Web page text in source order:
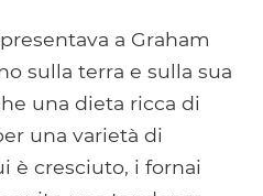
a Graham
sulla terra e sulla sua
una dieta ricca di
una varietà di
è cresciuto, i fornai